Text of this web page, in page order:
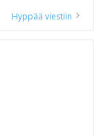
Hyppää viestiin